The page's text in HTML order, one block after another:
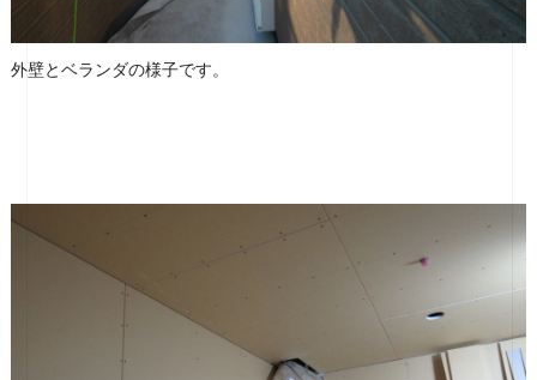
外壁とベランダの様子です。